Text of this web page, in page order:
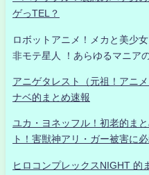
ゲっTEL？
ロボットアニメ！メカと美少
非モテ星人 ！あらゆるマニア
アニゲタレスト（元祖！アニ
ナベ的まとめ速報
ユカ・ヨネッフル！初老的ま
ト！害獣神アリ・ガー被害に
ヒロコンプレックスNIGHT 的